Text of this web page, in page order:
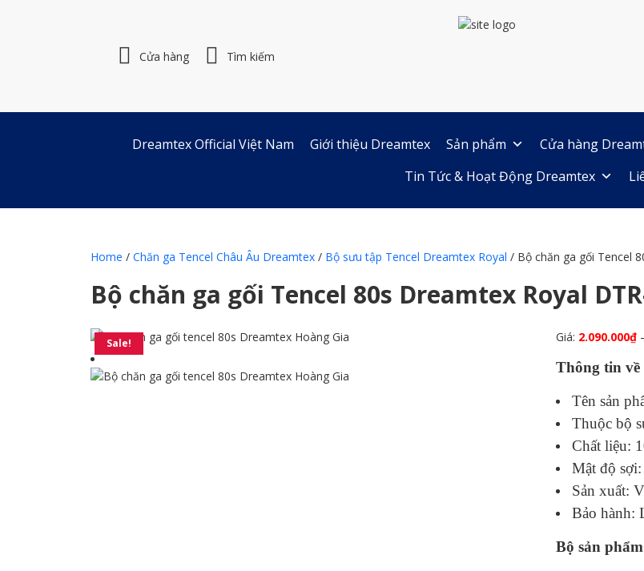
Cửa hàng
Tìm kiếm
Dreamtex Official Việt Nam Giới thiệu Dreamtex Sản phẩm Cửa hàng
Tin Tức & Hoạt Động Dreamtex
Home / Chăn ga Tencel Châu Âu Dreamtex/ Bộ sưu tập Tencel Dreamtex Royal / Bộ chăn ga gối Tencel
Bộ chăn ga gối Tencel 80s Dreamtex Royal
Sale! Giá: 2.090.000₫
Thông tin về
Tên sản
Thuộc bộ
Chất liệu:
Mật độ
Sản xuất:
Bảo hành:
Bộ sản